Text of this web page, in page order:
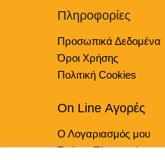
επιλεγούν
σελίδα
του
προϊόντος
Πληροφορίες
Προσωπικά Δεδομένα
Όροι Χρήσης
Πολιτική Cookies
On Line Αγορές
Ο Λογαριασμός μου
Τρόποι Πληρωμής